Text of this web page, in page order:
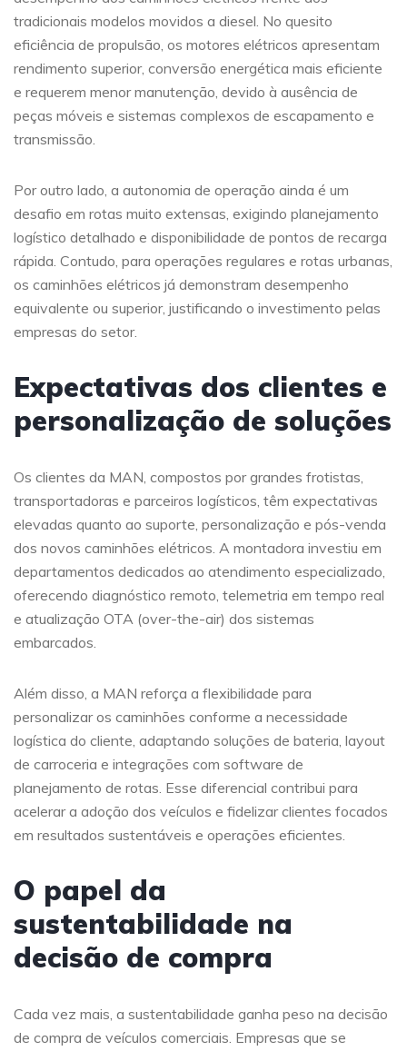
tradicionais modelos movidos a diesel. No quesito
eficiência de propulsão, os motores elétricos apresentam
rendimento superior, conversão energética mais eficiente
e requerem menor manutenção, devido à ausência de
peças móveis e sistemas complexos de escapamento e
transmissão.
Por outro lado, a autonomia de operação ainda é um
desafio em rotas muito extensas, exigindo planejamento
logístico detalhado e disponibilidade de pontos de recarga
rápida. Contudo, para operações regulares e rotas urbanas,
os caminhões elétricos já demonstram desempenho
equivalente ou superior, justificando o investimento pelas
empresas do setor.
Expectativas dos clientes e
personalização de soluções
Os clientes da MAN, compostos por grandes frotistas,
transportadoras e parceiros logísticos, têm expectativas
elevadas quanto ao suporte, personalização e pós-venda
dos novos caminhões elétricos. A montadora investiu em
departamentos dedicados ao atendimento especializado,
oferecendo diagnóstico remoto, telemetria em tempo real
e atualização OTA (over-the-air) dos sistemas
embarcados.
Além disso, a MAN reforça a flexibilidade para
personalizar os caminhões conforme a necessidade
logística do cliente, adaptando soluções de bateria, layout
de carroceria e integrações com software de
planejamento de rotas. Esse diferencial contribui para
acelerar a adoção dos veículos e fidelizar clientes focados
em resultados sustentáveis e operações eficientes.
O papel da
sustentabilidade na
decisão de compra
Cada vez mais, a sustentabilidade ganha peso na decisão
de compra de veículos comerciais. Empresas que se